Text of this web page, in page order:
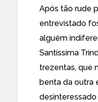
Após tão rude
entrevistado
alguém
Santíssima
trezentas, que
benta da outra